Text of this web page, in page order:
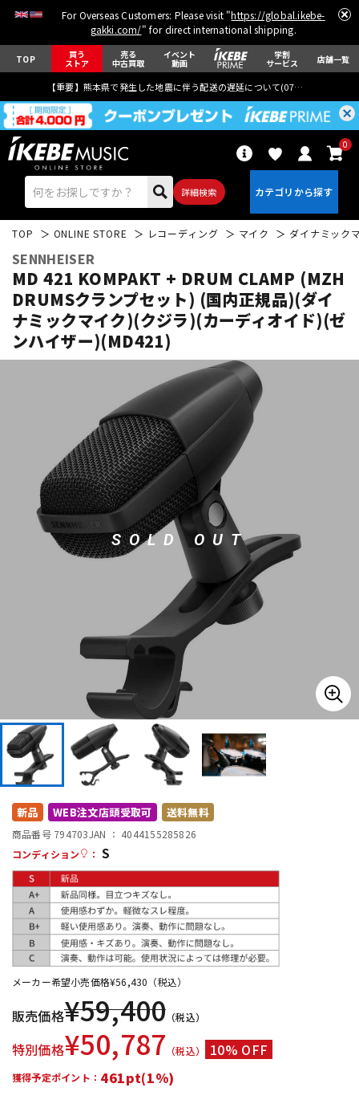
For Overseas Customers: Please visit "https://global.ikebe-
gakki.com/" for direct international shipping.
TOP 買う
ストア
売る
中古買取
イベント
動画
学割
サービス 店舗一覧
【重要】熊本県で発生した地震に伴う配送の遅延について(07月29日
詳細検索
0
エレキギター アコギ/エレアコ
ウクレレ
ドラム パーカッション
キーボード
管楽器 その他楽器
エフェクター
DTM オンライン納品 レコーディング機器
配信/ライブ機器
中古
TOP ONLINE STORE レコーディング マイク ダイナミック
SENNHEISER
MD 421 KOMPAKT + DRUM CLAMP (MZH
DRUMSクランプセット) (国内正規品)(ダイ
ナミックマイク)(クジラ)(カーディオイド)(ゼ
ンハイザー)(MD421)
SOLD OUT
新品 WEB注文店頭受取可 送料無料
商品番号 794703JAN ： 4044155285826
コンディション
： S
メーカー希望小売価格¥56,430 （税込）
販売価格¥59,400 （税込）
特別価格¥50,787 （税込） 10% OFF
獲得予定ポイント： 461pt(1%)